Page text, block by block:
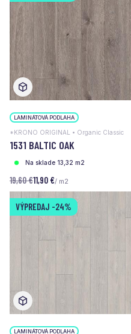
LAMINÁTOVÁ PODLAHA
*KRONO ORIGINAL • Organic Classic
1531 BALTIC OAK
Na sklade 13,32 m2
19,60 €11,90 €/ m2
VÝPREDAJ -24%
LAMINÁTOVÁ PODLAHA